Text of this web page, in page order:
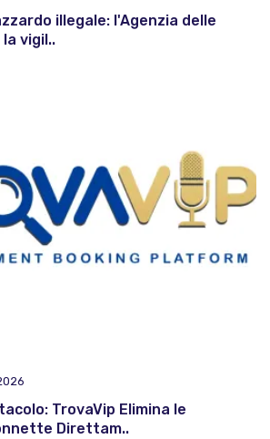
illegale: l'Agenzia delle
vigil..
TrovaVip Elimina le
Direttam..